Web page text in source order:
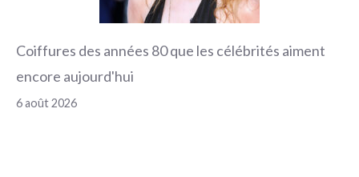
Coiffures des années 80 que les célébrités aiment
encore aujourd'hui
6 août 2026